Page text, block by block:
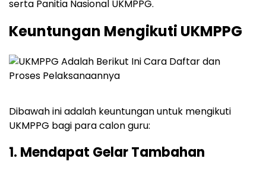
serta Panitia Nasional UKMPPG.
Keuntungan Mengikuti UKMPPG
Dibawah ini adalah keuntungan untuk mengikuti
UKMPPG bagi para calon guru:
1. Mendapat Gelar Tambahan